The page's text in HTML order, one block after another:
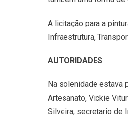
A licitação para a
Infraestrutura,
AUTORIDADES
Na solenidade estava
Artesanato, Vickie
Silveira; secretario de